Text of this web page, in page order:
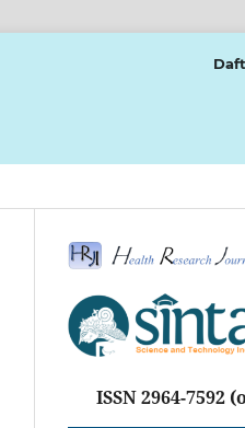
ISSN 2964-7592